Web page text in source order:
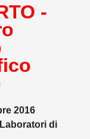
-
2016
di